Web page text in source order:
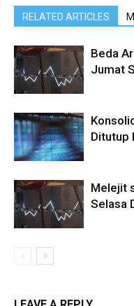
RELATED ARTICLES
Beda
Jumat
Ditutup
Melejit
Selasa